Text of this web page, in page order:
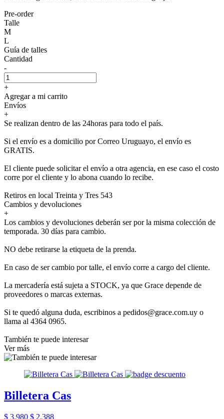
Pre-order
Talle
M
L
Guía de talles
Cantidad
-
+
Agregar a mi carrito
Envíos
+
Se realizan dentro de las 24horas para todo el país.
Si el envío es a domicilio por Correo Uruguayo, el envío es
GRATIS.
El cliente puede solicitar el envío a otra agencia, en ese caso el costo
corre por el cliente y lo abona cuando lo recibe.
Retiros en local Treinta y Tres 543
Cambios y devoluciones
+
Los cambios y devoluciones deberán ser por la misma colección de
temporada. 30 días para cambio.
NO debe retirarse la etiqueta de la prenda.
En caso de ser cambio por talle, el envío corre a cargo del cliente.
La mercadería está sujeta a STOCK, ya que Grace depende de
proveedores o marcas externas.
Si te quedó alguna duda, escribinos a pedidos@grace.com.uy o
llama al 4364 0965.
También te puede interesar
Ver más
Billetera Cas
$ 3.980 $ 2.388